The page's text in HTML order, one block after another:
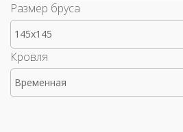
Размер бруса
145x145
Кровля
Временная